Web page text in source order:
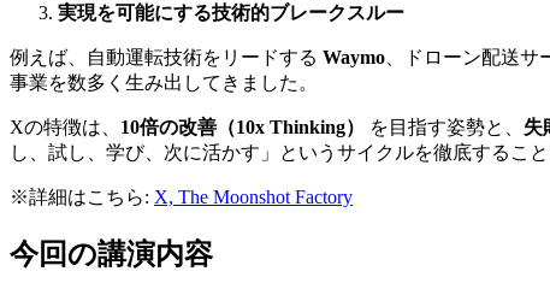
実現を可能にする技術的ブレークスルー
例えば、自動運転技術をリードする Waymo 、ドローン配送サ
事業を数多く生み出してきました。
Xの特徴は、 10倍の改善（10x Thinking） を目指す姿勢と、 失
し、試し、学び、次に活かす」というサイクルを徹底するこ
※詳細はこちら: X, The Moonshot Factory
今回の講演内容